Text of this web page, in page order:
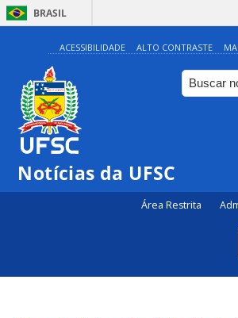
BRASIL
ACESSIBILIDADE ALTO CONTRASTE
Notícias da UFSC
Área Restrita